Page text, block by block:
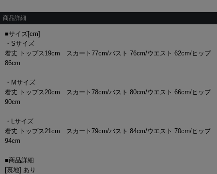
商品詳細
■サイズ[cm]
・Sサイズ
着丈 トップス19cm スカート77cm/バスト 76cm/ウエスト 62cm/ヒップ
86cm
・Mサイズ
着丈 トップス20cm スカート78cm/バスト 80cm/ウエスト 66cm/ヒップ
90cm
・Lサイズ
着丈 トップス21cm スカート79cm/バスト 84cm/ウエスト 70cm/ヒップ
94cm
■商品詳細
[裏地] あり